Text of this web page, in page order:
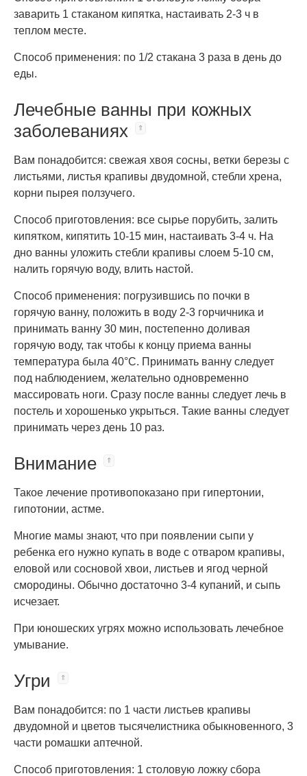
заварить 1 стаканом кипятка, настаивать 2-3 ч в
теплом месте.
Способ применения: по 1/2 стакана 3 раза в день до
еды.
Лечебные ванны при кожных
заболеваниях
Вам понадобится: свежая хвоя сосны, ветки березы с
листьями, листья крапивы двудомной, стебли хрена,
корни пырея ползучего.
Способ приготовления: все сырье порубить, залить
кипятком, кипятить 10-15 мин, настаивать 3-4 ч. На
дно ванны уложить стебли крапивы слоем 5-10 см,
налить горячую воду, влить настой.
Способ применения: погрузившись по почки в
горячую ванну, положить в воду 2-3 горчичника и
принимать ванну 30 мин, постепенно доливая
горячую воду, так чтобы к концу приема ванны
температура была 40°C. Принимать ванну следует
под наблюдением, желательно одновременно
массировать ноги. Сразу после ванны следует лечь в
постель и хорошенько укрыться. Такие ванны следует
принимать через день 10 раз.
Внимание
Такое лечение противопоказано при гипертонии,
гипотонии, астме.
Многие мамы знают, что при появлении сыпи у
ребенка его нужно купать в воде с отваром крапивы,
еловой или сосновой хвои, листьев и ягод черной
смородины. Обычно достаточно 3-4 купаний, и сыпь
исчезает.
При юношеских угрях можно использовать лечебное
умывание.
Угри
Вам понадобится: по 1 части листьев крапивы
двудомной и цветов тысячелистника обыкновенного, 3
части ромашки аптечной.
Способ приготовления: 1 столовую ложку сбора